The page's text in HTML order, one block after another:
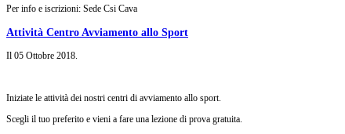
Per info e iscrizioni: Sede Csi Cava
Attività Centro Avviamento allo Sport
Il 05 Ottobre 2018.
Iniziate le attività dei nostri centri di avviamento allo sport.
Scegli il tuo preferito e vieni a fare una lezione di prova gratuita.